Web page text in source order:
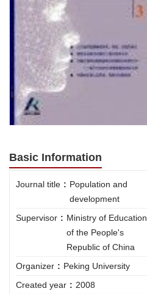
Basic Information
Journal title : Population and
development
Supervisor : Ministry of Education
of the People's
Republic of China
Organizer : Peking University
Created year : 2008